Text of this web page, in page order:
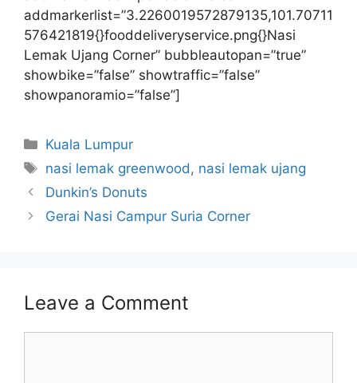
addmarkerlist=”3.2260019572879135,101.70711
576421819{}fooddeliveryservice.png{}Nasi
Lemak Ujang Corner” bubbleautopan=”true”
showbike=”false” showtraffic=”false”
showpanoramio=”false”]
Categories
Kuala Lumpur
Tags
nasi lemak greenwood , nasi lemak ujang
Dunkin’s Donuts
Gerai Nasi Campur Suria Corner
Leave a Comment